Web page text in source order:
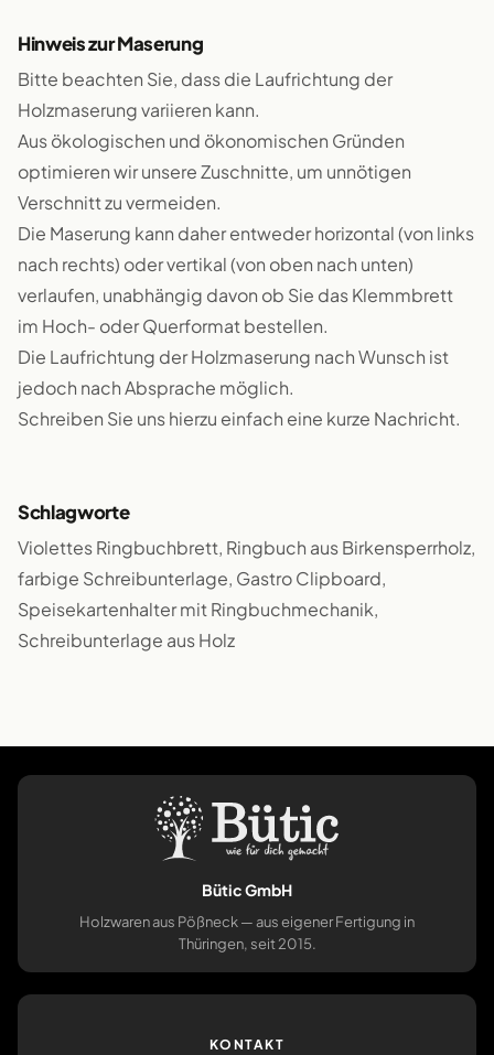
Hinweis zur Maserung
Bitte beachten Sie, dass die Laufrichtung der
Holzmaserung variieren kann.
Aus ökologischen und ökonomischen Gründen
optimieren wir unsere Zuschnitte, um unnötigen
Verschnitt zu vermeiden.
Die Maserung kann daher entweder horizontal (von links
nach rechts) oder vertikal (von oben nach unten)
verlaufen, unabhängig davon ob Sie das Klemmbrett
im Hoch- oder Querformat bestellen.
Die Laufrichtung der Holzmaserung nach Wunsch ist
jedoch nach Absprache möglich.
Schreiben Sie uns hierzu einfach eine kurze Nachricht.
Schlagworte
Violettes Ringbuchbrett, Ringbuch aus Birkensperrholz,
farbige Schreibunterlage, Gastro Clipboard,
Speisekartenhalter mit Ringbuchmechanik,
Schreibunterlage aus Holz
Bütic GmbH
Holzwaren aus Pößneck — aus eigener Fertigung in
Thüringen, seit 2015.
KONTAKT